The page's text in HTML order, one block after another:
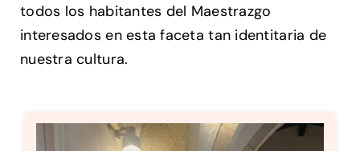
todos los habitantes del Maestrazgo
interesados en esta faceta tan identitaria de
nuestra cultura.